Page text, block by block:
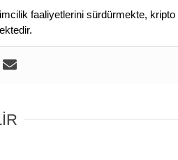
faaliyetlerini sürdürmekte,